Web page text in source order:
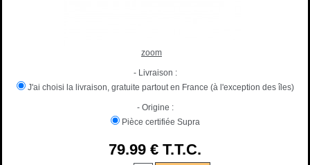
zoom
- Livraison :
J'ai choisi la livraison, gratuite partout en France (à l'exception des îles)
- Origine :
Pièce certifiée Supra
79.99 € T.T.C.